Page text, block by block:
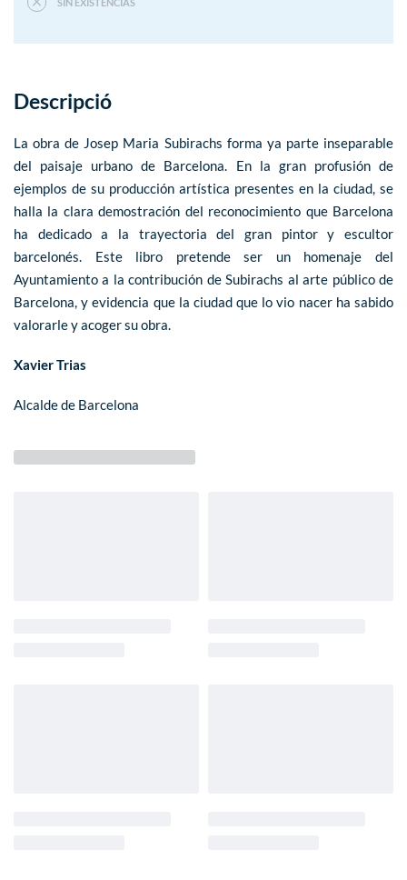
Descripció
La obra de Josep Maria Subirachs forma ya parte inseparable
del paisaje urbano de Barcelona. En la gran profusión de
ejemplos de su producción artística presentes en la ciudad, se
halla la clara demostración del reconocimiento que Barcelona
ha dedicado a la trayectoria del gran pintor y escultor
barcelonés. Este libro pretende ser un homenaje del
Ayuntamiento a la contribución de Subirachs al arte público de
Barcelona, y evidencia que la ciudad que lo vio nacer ha sabido
valorarle y acoger su obra.
Xavier Trias
Alcalde de Barcelona